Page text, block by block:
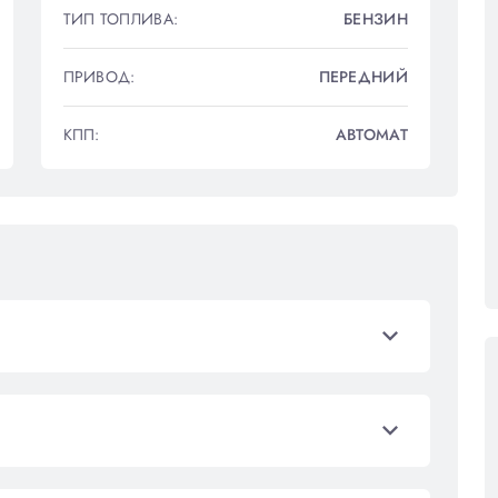
ТИП ТОПЛИВА: БЕНЗИН
ПРИВОД: ПЕРЕДНИЙ
КПП: АВТОМАТ
expand_more
expand_more